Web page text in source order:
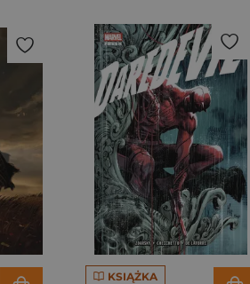
KSIĄŻKA